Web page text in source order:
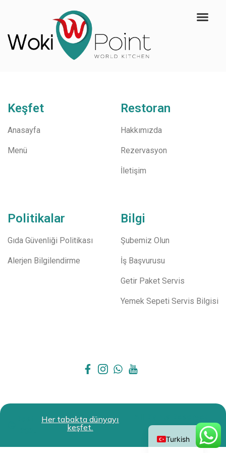
Keşfet
Anasayfa
Menü
Restoran
Hakkımızda
Rezervasyon
İletişim
Bilgi
Şubemiz Olun
İş Başvurusu
Getir Paket Servis
Yemek Sepeti Servis Bilgisi
Politikalar
Gıda Güvenliği Politikası
Alerjen Bilgilendirme
RestokitHer tabakta dünyayı
keşfet.
Turkish